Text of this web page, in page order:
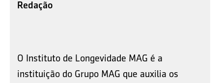
Redação
O Instituto de Longevidade MAG é a
instituição do Grupo MAG que auxilia os